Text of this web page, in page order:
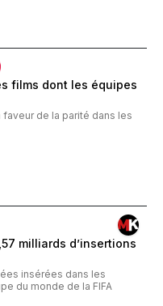
films dont les équipes
de la parité dans les
milliards d’insertions
insérées dans les
du monde de la FIFA